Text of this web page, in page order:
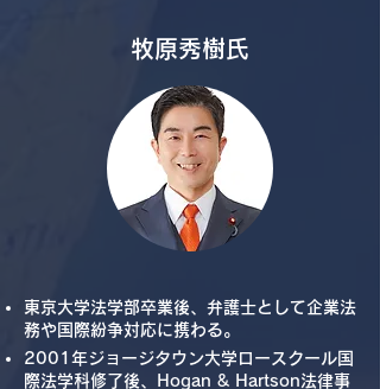
​牧原秀樹氏
東京大学法学部卒業後、弁護士として企業法
務や国際紛争対応に携わる。
2001年ジョージタウン大学ロースクール国
際法学科修了後、Hogan & Hartson法律事